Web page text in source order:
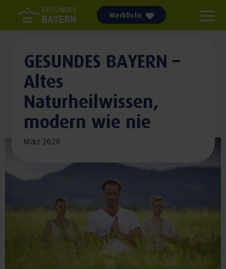
Merkliste
GESUNDES BAYERN –
Altes
Naturheilwissen,
modern wie nie
März 2020